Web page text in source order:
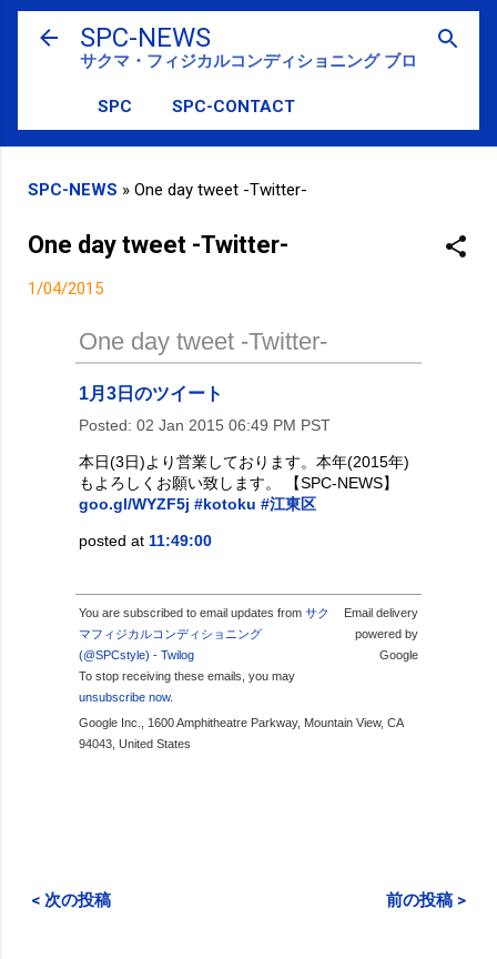
スキップしてメイン コンテンツに移動
SPC-NEWS
サクマ・フィジカルコンディショニング ブログ
SPC SPC-CONTACT
SPC-NEWS » One day tweet -Twitter-
One day tweet -Twitter-
1/04/2015
One day tweet -Twitter-
1月3日のツイート
Posted: 02 Jan 2015 06:49 PM PST
本日(3日)より営業しております。本年(2015年)
もよろしくお願い致します。 【SPC-NEWS】
goo.gl/WYZF5j #kotoku #江東区
posted at 11:49:00
You are subscribed to email updates from サク
マフィジカルコンディショニング
(@SPCstyle) - Twilog
To stop receiving these emails, you may
unsubscribe now.
Email delivery
powered by
Google
Google Inc., 1600 Amphitheatre Parkway, Mountain View, CA
94043, United States
< 次の投稿 前の投稿 >